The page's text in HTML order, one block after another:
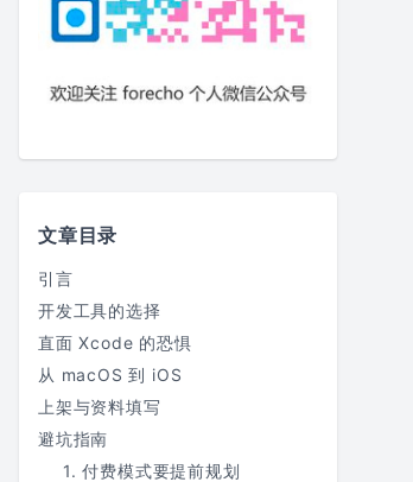
文章目录
引言
开发工具的选择
直面 Xcode 的恐惧
从 macOS 到 iOS
上架与资料填写
避坑指南
1. 付费模式要提前规划